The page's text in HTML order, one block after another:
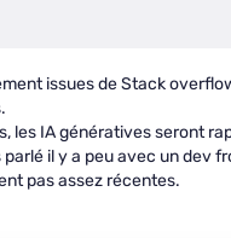
issues de Stack
les IA génératives seront
il y a peu avec un dev
pas assez récentes.